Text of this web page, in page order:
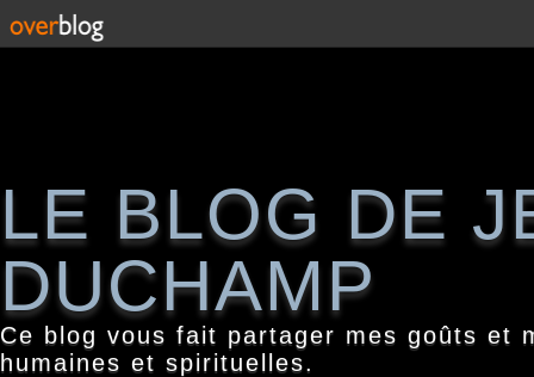
LE BLOG DE
DUCHAMP
Ce blog vous fait partager mes goûts et
humaines et spirituelles.